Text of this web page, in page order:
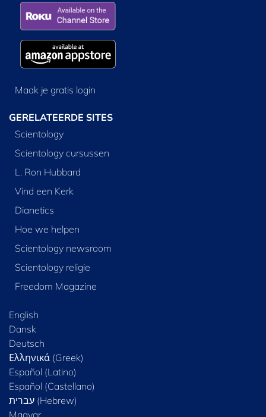
Maak je gratis login
GERELATEERDE SITES
Scientology
Scientology cursussen
L. Ron Hubbard
Vind een Kerk
Dianetics
Hoe we helpen
Scientology newsroom
Scientology religie
Freedom Magazine
English
Dansk
Deutsch
Ελληνικά (Greek)
Español (Latino)
Español (Castellano)